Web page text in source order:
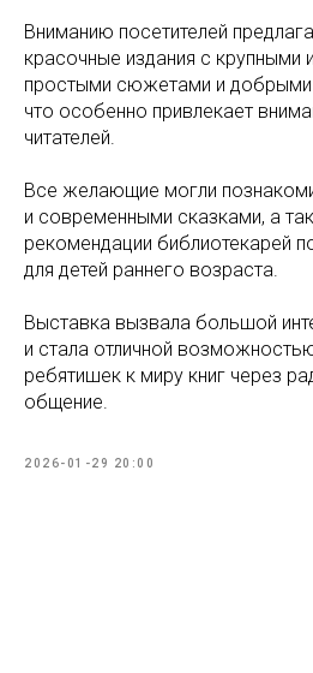
Вниманию посетителей
красочные издания с крупными
простыми сюжетами и добрыми
что особенно привлекает
читателей.
Все желающие могли
и современными сказками, а
рекомендации библиотекарей
для детей раннего возраста.
Выставка вызвала большой
и стала отличной
ребятишек к миру книг через
общение.
2026-01-29 20:00